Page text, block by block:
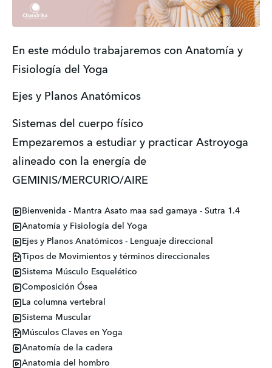
En este módulo trabajaremos con Anatomía y
Fisiología del Yoga
Ejes y Planos Anatómicos
Sistemas del cuerpo físico
Empezaremos a estudiar y practicar Astroyoga
alineado con la energía de
GEMINIS/MERCURIO/AIRE
Bienvenida - Mantra Asato maa sad gamaya - Sutra 1.4
Anatomía y Fisiología del Yoga
Ejes y Planos Anatómicos - Lenguaje direccional
Tipos de Movimientos y términos direccionales
Sistema Músculo Esquelético
Composición Ósea
La columna vertebral
Sistema Muscular
Músculos Claves en Yoga
Anatomía de la cadera
Anatomia del hombro